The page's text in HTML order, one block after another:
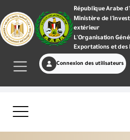
République Arabe
Ministère de
extérieur
L'Organisation
Exportations et
Connexion des utilisateurs